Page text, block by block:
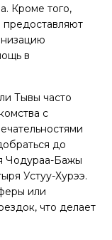
Кроме того,
в
Тывы часто
с
до
Чодураа-Бажы
Устуу-Хурээ.
или
что делает